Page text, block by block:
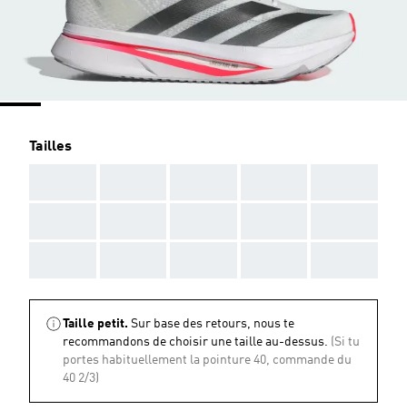
Tailles
Taille petit. Sur base des retours, nous te
recommandons de choisir une taille au-dessus. (Si tu
portes habituellement la pointure 40, commande du
40 2/3)